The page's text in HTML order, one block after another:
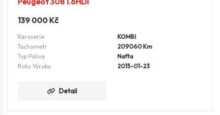
139 000 Kč
Karoserie
KOMBI
Tachometr
209060 Km
Typ Paliva
Nafta
Roky Výroby
2015-01-23
Detail